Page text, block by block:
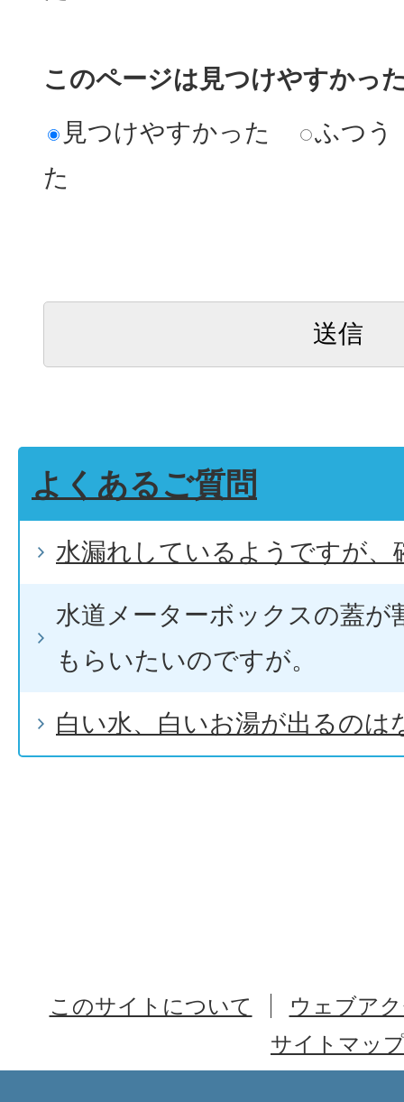
このページは見つけやすかっ
見つけやすかった
ふつう
た
よくあるご質問
水漏れしているようですが、
水道メーターボックスの蓋が
もらいたいのですが。
白い水、白いお湯が出るのは
このサイトについて
ウェブア
サイトマッ